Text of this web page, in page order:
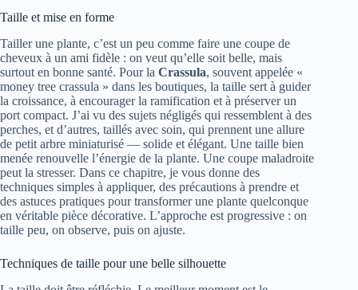
Taille et mise en forme
Tailler une plante, c’est un peu comme faire une coupe de
cheveux à un ami fidèle : on veut qu’elle soit belle, mais
surtout en bonne santé. Pour la Crassula, souvent appelée «
money tree crassula » dans les boutiques, la taille sert à guider
la croissance, à encourager la ramification et à préserver un
port compact. J’ai vu des sujets négligés qui ressemblent à des
perches, et d’autres, taillés avec soin, qui prennent une allure
de petit arbre miniaturisé — solide et élégant. Une taille bien
menée renouvelle l’énergie de la plante. Une coupe maladroite
peut la stresser. Dans ce chapitre, je vous donne des
techniques simples à appliquer, des précautions à prendre et
des astuces pratiques pour transformer une plante quelconque
en véritable pièce décorative. L’approche est progressive : on
taille peu, on observe, puis on ajuste.
Techniques de taille pour une belle silhouette